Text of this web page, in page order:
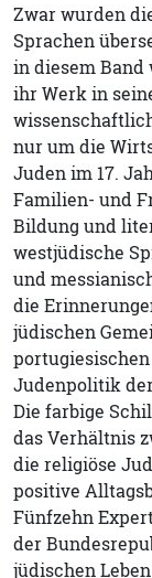
Zwar wurden
Sprachen
in diesem Band
ihr Werk in
nur um die
Juden im 17.
Familien- und
Bildung und
westjüdische
und
die
jüdischen
Judenpolitik
Die farbige
das Verhältnis
die religiöse
positive
Fünfzehn
der
jüdischen